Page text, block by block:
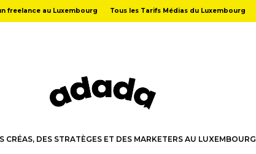
freelance au Luxembourg Tous les Tarifs Médias du Luxembourg
CRÉAS, DES STRATÈGES ET DES MARKETERS AU LUXEMBOURG